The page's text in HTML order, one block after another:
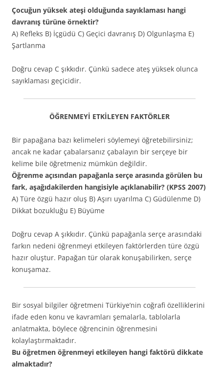
Çocuğun yüksek ateşi olduğunda sayıklaması hangi
davranış türüne örnektir?
A) Refleks B) İçgüdü C) Geçici davranış D) Olgunlaşma E)
Şartlanma
Doğru cevap C şıkkıdır. Çünkü sadece ateş yüksek olunca
sayıklaması geçicidir.
ÖĞRENMEYİ ETKİLEYEN FAKTÖRLER
Bir papağana bazı kelimeleri söylemeyi öğretebilirsiniz;
ancak ne kadar çabalarsanız çabalayın bir serçeye bir
kelime bile öğretmeniz mümkün değildir.
Öğrenme açısından papağanla serçe arasında görülen bu
fark, aşağıdakilerden hangisiyle açıklanabilir? (KPSS 2007)
A) Türe özgü hazır oluş B) Aşırı uyarılma C) Güdülenme D)
Dikkat bozukluğu E) Büyüme
Doğru cevap A şıkkıdır. Çünkü papağanla serçe arasındaki
farkın nedeni öğrenmeyi etkileyen faktörlerden türe özgü
hazır oluştur. Papağan tür olarak konuşabilirken, serçe
konuşamaz.
Bir sosyal bilgiler öğretmeni Türkiye’nin coğrafi özelliklerini
ifade eden konu ve kavramları şemalarla, tablolarla
anlatmakta, böylece öğrencinin öğrenmesini
kolaylaştırmaktadır.
Bu öğretmen öğrenmeyi etkileyen hangi faktörü dikkate
almaktadır?